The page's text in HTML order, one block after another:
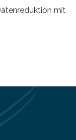
mit
für
dient der
und der